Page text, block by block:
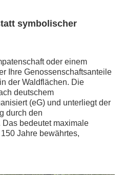
symbolischer
oder einem
Ihre Genossenschaftsanteile
der Waldflächen. Die
deutschem
(eG) und unterliegt der
durch den
bedeutet maximale
Jahre bewährtes,